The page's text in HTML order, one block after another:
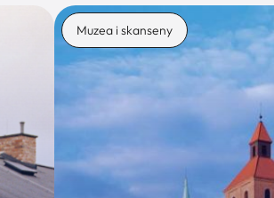
Muzea i skanseny